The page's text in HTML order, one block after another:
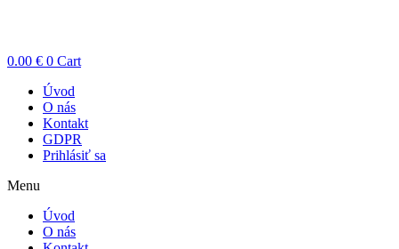
0.00 € 0 Cart
Úvod
O nás
Kontakt
GDPR
Prihlásiť sa
Menu
Úvod
O nás